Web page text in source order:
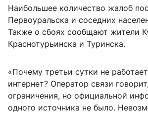
Наибольшее количество жалоб
Первоуральска и соседних
Также о сбоях сообщают жители
Краснотурьинска и Туринска.
«Почему третьи сутки не
интернет? Оператор связи
ограничения, но официальной
одного источника не было.